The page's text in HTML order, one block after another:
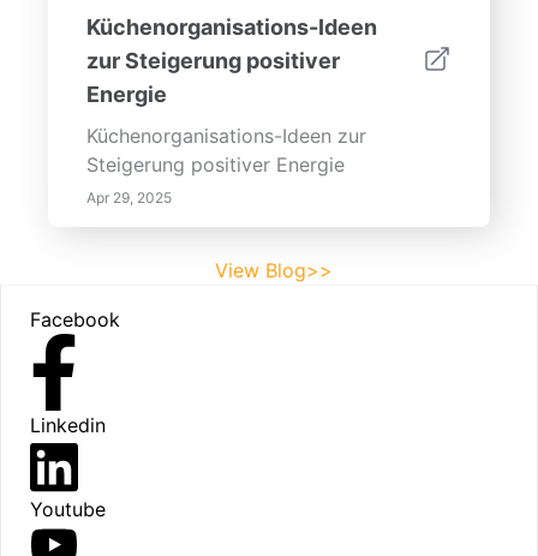
Harmonie und gute Energie ausstrahlt!
Küchenorganisations-Ideen
zur Steigerung positiver
Energie
Küchenorganisations-Ideen zur
Steigerung positiver Energie
Apr 29, 2025
View Blog>>
Facebook
Linkedin
Youtube